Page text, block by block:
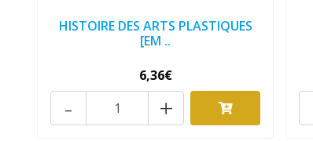
HISTOIRE DES ARTS PLASTIQUES
[EM ..
6,36€
+
-